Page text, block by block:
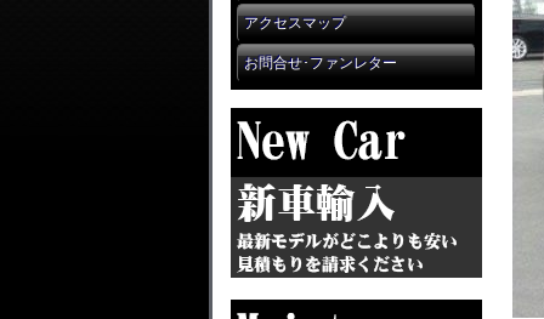
アクセスマップ
お問合せ･ファンレター